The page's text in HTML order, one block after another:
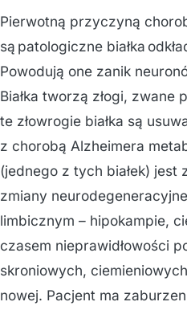
Pierwotną przyczyną
są patologiczne białka
Powodują one zanik
Białka tworzą złogi, zwane
te złowrogie białka są
z chorobą Alzheimera
(jednego z tych białek) jest
zmiany
limbicznym – hipokampie,
czasem nieprawidłowości
skroniowych,
nowej. Pacjent ma